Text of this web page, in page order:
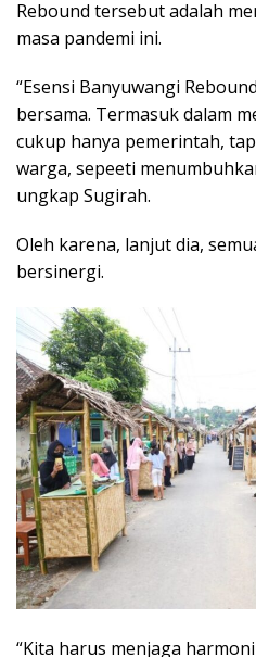
Rebound tersebut adalah
masa pandemi ini.
“Esensi Banyuwangi
bersama. Termasuk dalam
cukup hanya pemerintah,
warga, sepeeti
ungkap Sugirah.
Oleh karena, lanjut dia,
bersinergi.
“Kita harus menjaga